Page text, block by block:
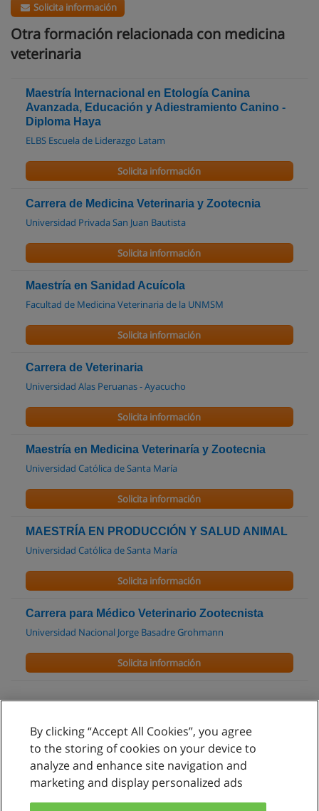
Solicita información
Otra formación relacionada con medicina
veterinaria
Maestría Internacional en Etología Canina
Avanzada, Educación y Adiestramiento Canino -
Diploma Haya
ELBS Escuela de Liderazgo Latam
Solicita información
Carrera de Medicina Veterinaria y Zootecnia
Universidad Privada San Juan Bautista
Solicita información
Maestría en Sanidad Acuícola
Facultad de Medicina Veterinaria de la UNMSM
Solicita información
Carrera de Veterinaria
Universidad Alas Peruanas - Ayacucho
Solicita información
Maestría en Medicina Veterinaría y Zootecnia
Universidad Católica de Santa María
Solicita información
MAESTRÍA EN PRODUCCIÓN Y SALUD ANIMAL
Universidad Católica de Santa María
Solicita información
Carrera para Médico Veterinario Zootecnista
Universidad Nacional Jorge Basadre Grohmann
Solicita información
Reglas de uso
Privacidad de datos
By clicking “Accept All Cookies”, you agree
to the storing of cookies on your device to
analyze and enhance site navigation and
marketing and display personalized ads